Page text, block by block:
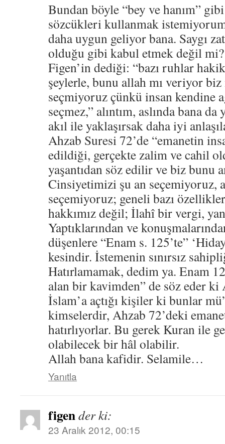
Bundan böyle “bey ve hanım”
sözcükleri kullanmak
daha uygun geliyor bana. Saygı
olduğu gibi kabul etmek değil mi?
Figen’in dediği: “bazı ruhlar
şeylerle, bunu allah mı veriyor
seçmiyoruz çünkü insan kendine
seçmez,” alıntım, aslında bana
akıl ile yaklaşırsak daha iyi
Ahzab Suresi 72’de “emanetin
edildiği, gerçekte zalim ve cahil
yaşantıdan söz edilir ve biz bunu
Cinsiyetimizi şu an seçemiyoruz,
seçemiyoruz; geneli bazı
hakkımız değil; İlahî bir vergi,
Yaptıklarından ve
düşenlere “Enam s. 125’te”
kesindir. İstemenin sınırsız
Hatırlamamak, dedim ya. Enam
alan bir kavimden” de söz eder ki
İslam’a açtığı kişiler ki bunlar
kimselerdir, Ahzab 72’deki
hatırlıyorlar. Bu gerek Kuran ile
olabilecek bir hâl olabilir.
Allah bana kafidir. Selamile…
Yanıtla
figender ki:
23 Aralık 2012, 00:15